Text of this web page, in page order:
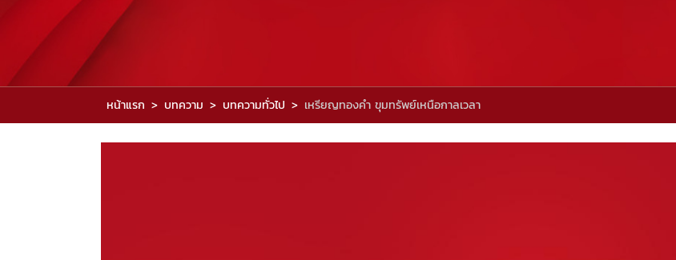
หน้าแรก บทความ บทความทั่วไป เหรียญทองคำ ขุมทรัพย์เหนือกาลเวลา